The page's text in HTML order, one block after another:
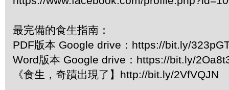
最完備的食生指南：
PDF版本 Google drive：https://bit.ly/
Word版本 Google drive：https://bit.ly/
《食生，奇蹟出現了】http://bit.ly/2VfVQJN